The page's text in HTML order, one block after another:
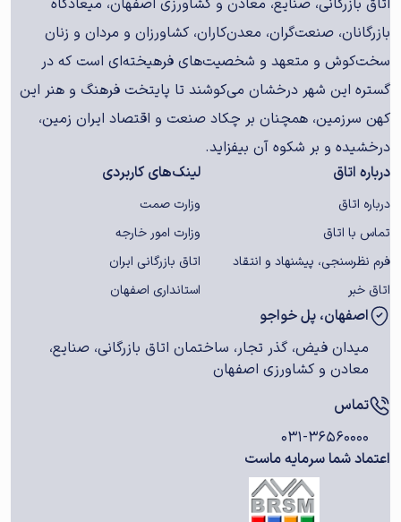
بازرگانان، صنعت‌گران، معدن‌کاران، کشاورزان و مردان و زنان
سخت‌کوش و متعهد و شخصیت‌های فرهیخته‌ای است که در
گستره این شهر درخشان می‌کوشند تا پایتخت فرهنگ و هنر این
کهن سرزمین، همچنان بر چکاد صنعت و اقتصاد ایران زمین،
درخشیده و بر شکوه آن بیفزاید.
درباره اتاق
درباره اتاق
تماس با اتاق
فرم نظرسنجی، پیشنهاد و انتقاد
اتاق خبر
لینک‌های کاربردی
وزارت صمت
وزارت امور خارجه
اتاق بازرگانی ایران
استانداری اصفهان
اصفهان، پل خواجو
میدان فیض، گذر تجار، ساختمان اتاق بازرگانی، صنایع،
معادن و کشاورزی اصفهان
تماس
۰۳۱-۳۶۵۶۰۰۰۰
اعتماد شما سرمایه ماست